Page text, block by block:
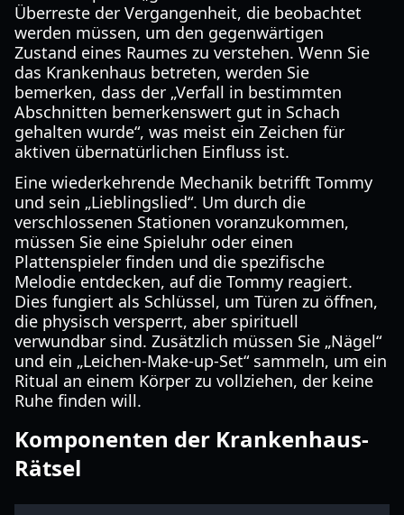
Überreste der Vergangenheit, die beobachtet
werden müssen, um den gegenwärtigen
Zustand eines Raumes zu verstehen. Wenn Sie
das Krankenhaus betreten, werden Sie
bemerken, dass der „Verfall in bestimmten
Abschnitten bemerkenswert gut in Schach
gehalten wurde“, was meist ein Zeichen für
aktiven übernatürlichen Einfluss ist.
Eine wiederkehrende Mechanik betrifft Tommy
und sein „Lieblingslied“. Um durch die
verschlossenen Stationen voranzukommen,
müssen Sie eine Spieluhr oder einen
Plattenspieler finden und die spezifische
Melodie entdecken, auf die Tommy reagiert.
Dies fungiert als Schlüssel, um Türen zu öffnen,
die physisch versperrt, aber spirituell
verwundbar sind. Zusätzlich müssen Sie „Nägel“
und ein „Leichen-Make-up-Set“ sammeln, um ein
Ritual an einem Körper zu vollziehen, der keine
Ruhe finden will.
Komponenten der Krankenhaus-
Rätsel